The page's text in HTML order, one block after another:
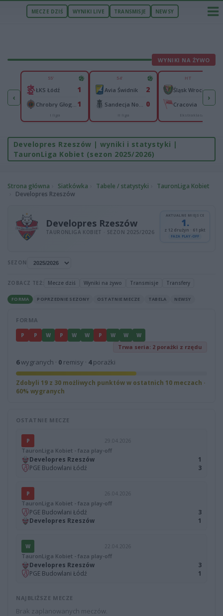
MECZE DZIŚ WYNIKI LIVE TRANSMISJE NEWSY
WYNIKI NA ŻYWO
‹
Legia II Warszawa5
0
55'
ŁKS Łódź 1
1
I liga
54'
Avia Świdnik 2
0
II liga
HT
Śląsk Wrocław 0
Cracovia 0
Ekstraklasa
›
Developres Rzeszów | wyniki i statystyki |
TauronLiga Kobiet (sezon 2025/2026)
Strona główna Siatkówka Tabele / statystyki
TauronLiga Kobiet
Developres Rzeszów
Developres Rzeszów
TAURONLIGA KOBIET · SEZON 2025/2026
AKTUALNE MIEJSCE
1.
z 12 drużyn · 61 pkt
FAZA PLAY-OFF
SEZON
ZOBACZ TEŻ: Mecze dziś Wyniki na żywo Transmisje Transfery
FORMA POPRZEDNIE SEZONY OSTATNIE MECZE TABELA NEWSY
FORMA
P P W P W W P W W W
Trwa seria: 2 porażki z rzędu
6wygranych · 0 remisy · 4porażki
Zdobyli 19 z 30 możliwych punktów w ostatnich 10 meczach ·
60% wygranych
OSTATNIE MECZE
P 29.04.2026
TauronLiga Kobiet - faza play-off
Developres Rzeszów
1
PGE Budowlani Łódź
3
P 26.04.2026
TauronLiga Kobiet - faza play-off
PGE Budowlani Łódź
3
Developres Rzeszów
1
W 22.04.2026
TauronLiga Kobiet - faza play-off
Developres Rzeszów
3
PGE Budowlani Łódź
1
NAJBLIŻSZE MECZE
Brak zaplanowanych meczów.